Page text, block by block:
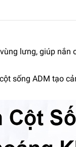
lưng, giúp nắn
sống ADM tạo